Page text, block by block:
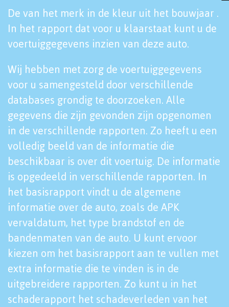
De van het merk in de kleur uit het bouwjaar .
In het rapport dat voor u klaarstaat kunt u de
voertuiggegevens inzien van deze auto.
Wij hebben met zorg de voertuiggegevens
voor u samengesteld door verschillende
databases grondig te doorzoeken. Alle
gegevens die zijn gevonden zijn opgenomen
in de verschillende rapporten. Zo heeft u een
volledig beeld van de informatie die
beschikbaar is over dit voertuig. De informatie
is opgedeeld in verschillende rapporten. In
het basisrapport vindt u de algemene
informatie over de auto, zoals de APK
vervaldatum, het type brandstof en de
bandenmaten van de auto. U kunt ervoor
kiezen om het basisrapport aan te vullen met
extra informatie die te vinden is in de
uitgebreidere rapporten. Zo kunt u in het
schaderapport het schadeverleden van het